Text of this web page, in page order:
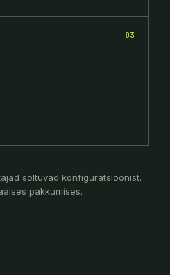
03
sõltuvad konfiguratsioonist.
pakkumises.